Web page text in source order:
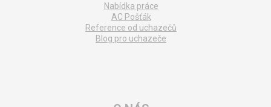
Nabídka práce
AC Pošťák
Reference od uchazečů
Blog pro uchazeče